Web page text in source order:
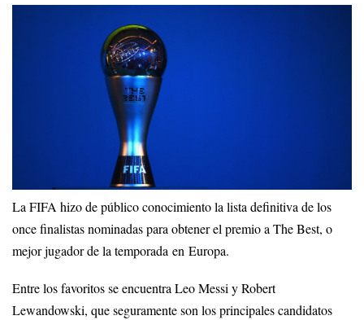
La FIFA hizo de público conocimiento la lista definitiva de los
once finalistas nominadas para obtener el premio a The Best, o
mejor jugador de la temporada en Europa.
Entre los favoritos se encuentra Leo Messi y Robert
Lewandowski, que seguramente son los principales candidatos